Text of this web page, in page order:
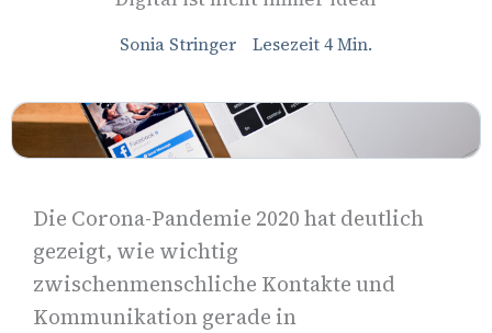
Sonia Stringer Lesezeit4Min.
Die Corona-Pandemie 2020 hat deutlich
gezeigt, wie wichtig
zwischenmenschliche Kontakte und
Kommunikation gerade in